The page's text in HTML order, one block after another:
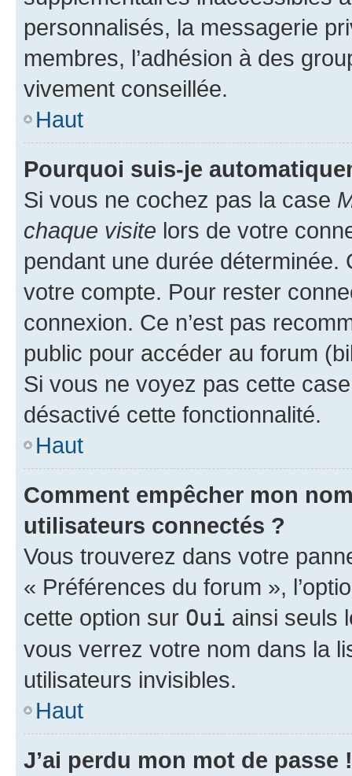
personnalisés, la messagerie
membres, l’adhésion à des
vivement conseillée.
Haut
Pourquoi suis-je
Si vous ne cochez pas la case
chaque visite lors de votre
pendant une durée déterminée.
votre compte. Pour rester
connexion. Ce n’est pas
public pour accéder au forum
Si vous ne voyez pas cette
désactivé cette fonctionnalité.
Haut
Comment empêcher mon
utilisateurs connectés ?
Vous trouverez dans votre
« Préférences du forum »,
cette option sur Oui ainsi seuls
vous verrez votre nom dans la
utilisateurs invisibles.
Haut
J’ai perdu mon mot de passe !